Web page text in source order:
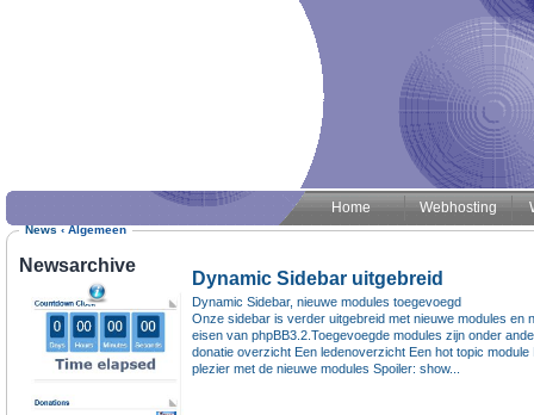
Home Webhosting
News ‹Algemeen
Newsarchive
Dynamic Sidebar uitgebreid
Dynamic Sidebar, nieuwe modules toegevoegd
Onze sidebar is verder uitgebreid met nieuwe modules en
eisen van phpBB3.2.Toegevoegde modules zijn onder
donatie overzicht Een ledenoverzicht Een hot topic module
plezier met de nieuwe modules Spoiler: show...